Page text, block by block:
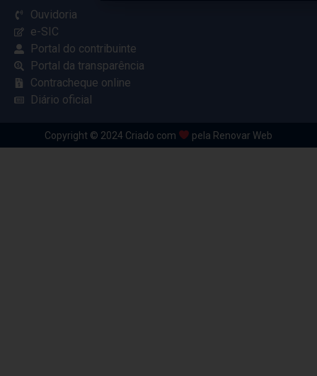
Ouvidoria
e-SIC
Portal do contribuinte
Portal da transparência
Contracheque online
Diário oficial
Copyright © 2024 Criado com pela Renovar Web